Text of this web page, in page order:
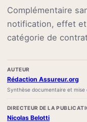
Complémentaire
notification, effet
catégorie de
AUTEUR
Rédaction Assureur.org
Synthèse documentaire et mise
DIRECTEUR DE LA
Nicolas Belotti